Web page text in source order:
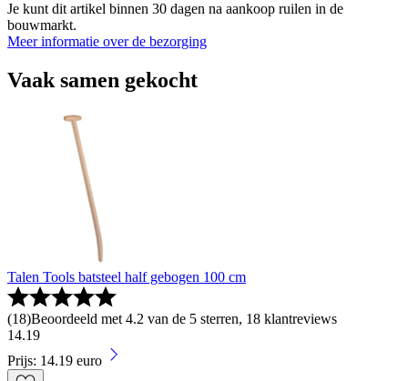
Je kunt dit artikel binnen 30 dagen na aankoop ruilen in de
bouwmarkt.
Meer informatie over de bezorging
Vaak samen gekocht
Talen Tools batsteel half gebogen 100 cm
(18)Beoordeeld met 4.2 van de 5 sterren, 18 klantreviews
14.19
Prijs: 14.19 euro